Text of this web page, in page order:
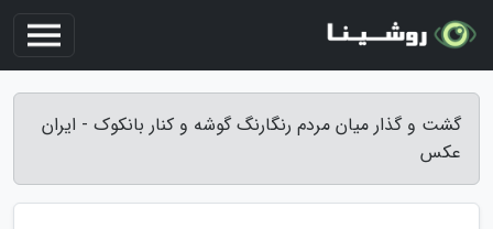
گشت و گذار میان مردم رنگارنگ گوشه و کنار بانکوک - ایران
عکس